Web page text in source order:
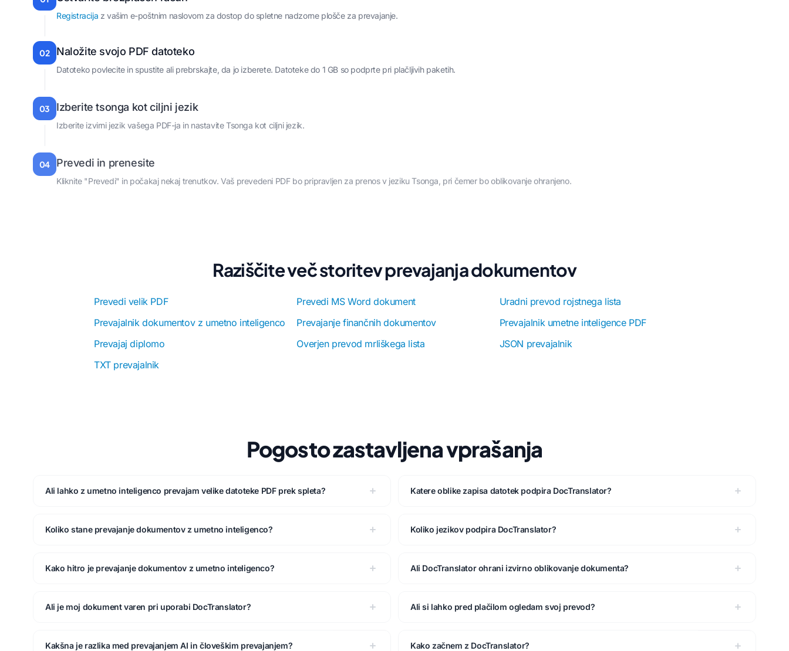
Registracija z vašim e-poštnim naslovom za dostop do spletne nadzorne plošče za prevajanje.
02 Naložite svojo PDF datoteko
Datoteko povlecite in spustite ali prebrskajte, da jo izberete. Datoteke do 1 GB so podprte pri plačljivih paketih.
03 Izberite tsonga kot ciljni jezik
Izberite izvirni jezik vašega PDF-ja in nastavite Tsonga kot ciljni jezik.
04 Prevedi in prenesite
Kliknite "Prevedi" in počakaj nekaj trenutkov. Vaš prevedeni PDF bo pripravljen za prenos v jeziku Tsonga, pri čemer bo oblikovanje ohranjeno.
Raziščite več storitev prevajanja dokumentov
Prevedi velik PDF Prevedi MS Word dokument
Uradni prevod rojstnega lista
Prevajalnik dokumentov z umetno inteligenco
Prevajanje finančnih dokumentov
Prevajalnik umetne inteligence PDF
Prevajaj diplomo
Overjen prevod mrliškega lista
JSON prevajalnik
TXT prevajalnik
Pogosto zastavljena vprašanja
Ali lahko z umetno inteligenco prevajam velike datoteke PDF prek spleta? Katere oblike zapisa datotek podpira DocTranslator?
Koliko stane prevajanje dokumentov z umetno inteligenco? Koliko jezikov podpira DocTranslator?
Kako hitro je prevajanje dokumentov z umetno inteligenco? Ali DocTranslator ohrani izvirno oblikovanje dokumenta?
Ali je moj dokument varen pri uporabi DocTranslator? Ali si lahko pred plačilom ogledam svoj prevod?
Kakšna je razlika med prevajanjem AI in človeškim prevajanjem? Kako začnem z DocTranslator?